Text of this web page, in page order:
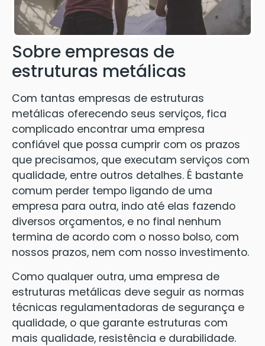
Sobre empresas de
estruturas metálicas
Com tantas empresas de estruturas
metálicas oferecendo seus serviços, fica
complicado encontrar uma empresa
confiável que possa cumprir com os prazos
que precisamos, que executam serviços com
qualidade, entre outros detalhes. É bastante
comum perder tempo ligando de uma
empresa para outra, indo até elas fazendo
diversos orçamentos, e no final nenhum
termina de acordo com o nosso bolso, com
nossos prazos, nem com nosso investimento.
Como qualquer outra, uma empresa de
estruturas metálicas deve seguir as normas
técnicas regulamentadoras de segurança e
qualidade, o que garante estruturas com
mais qualidade, resistência e durabilidade.